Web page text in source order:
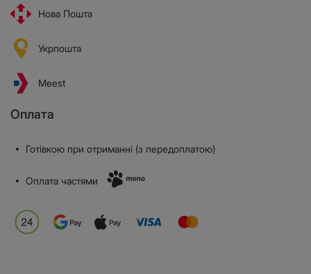
Нова Пошта
Укрпошта
Meest
Оплата
Готівкою при отриманні (з передоплатою)
Оплата частями